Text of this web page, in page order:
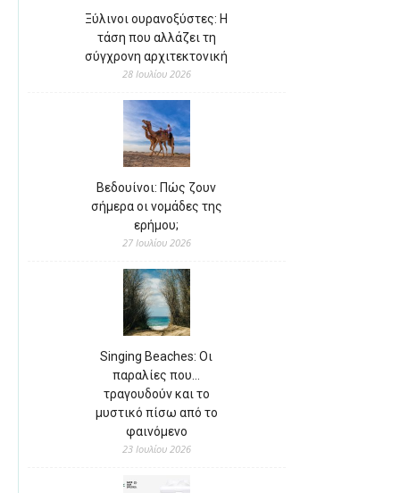
Ξύλινοι ουρανοξύστες: Η
τάση που αλλάζει τη
σύγχρονη αρχιτεκτονική
28 Ιουλίου 2026
Βεδουίνοι: Πώς ζουν
σήμερα οι νομάδες της
ερήμου;
27 Ιουλίου 2026
Singing Beaches: Οι
παραλίες που…
τραγουδούν και το
μυστικό πίσω από το
φαινόμενο
23 Ιουλίου 2026